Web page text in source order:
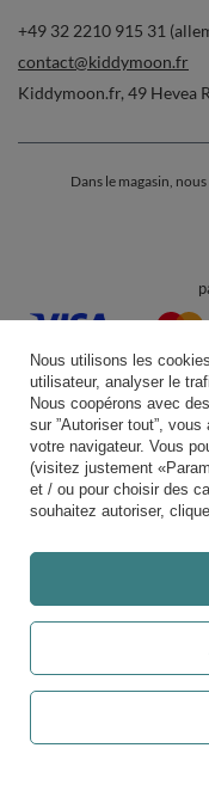
+49 32 2210 915 31
contact@kiddymoon.fr
Kiddymoon.fr, 49 Hevea
Dans le magasin,
vous
Nous utilisons les
utilisateur, analyser le
Nous coopérons avec
sur ”Autoriser tout”,
votre navigateur. Vous
(visitez justement
et / ou pour choisir des
souhaitez autoriser,